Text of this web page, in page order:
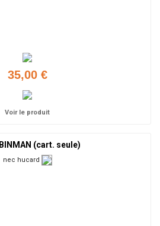
35,00 €
Voir le produit
(cart. seule)
nec hucard